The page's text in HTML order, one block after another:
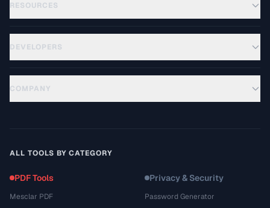
RESOURCES
DEVELOPERS
COMPANY
ALL TOOLS BY CATEGORY
PDF Tools
Mesclar PDF
Privacy & Security
Password Generator